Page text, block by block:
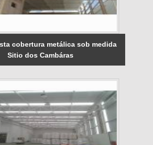
cobertura metálica sob medida
Sitio dos Cambáras